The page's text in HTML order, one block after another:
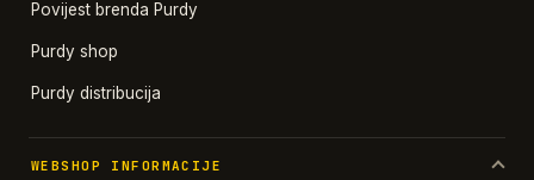
Povijest brenda Purdy
Purdy shop
Purdy distribucija
WEBSHOP INFORMACIJE